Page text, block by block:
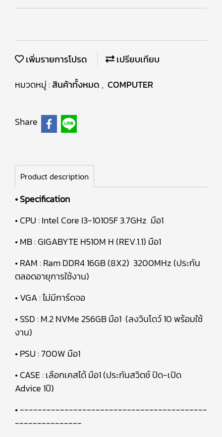
เพิ่มรายการโปรด
เปรียบเทียบ
หมวดหมู่ :สินค้าทั้งหมด , COMPUTER
Share
Product description
• Specification
• CPU : Intel Core I3-10105F 3.7GHz มือ1
• MB : GIGABYTE H510M H (REV.1.1) มือ1
• RAM : Ram DDR4 16GB (8X2) 3200MHz (ประกัน
ตลอดอายุการใช้งาน)
• VGA : ไม่มีการ์ดจอ
• SSD : M.2 NVMe 256GB มือ1 (ลงวินโดว์ 10 พร้อมใช้
งาน)
• PSU : 700W มือ1
• CASE : เลือกเคสได้ มือ1 (ประกันสวิตช์ ปิด-เปิด
Advice 1ปี)
• ------------------------------------------
---------------